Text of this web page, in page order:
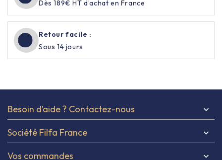
Dès 189€ HT d’achat en France
Retour facile :
Sous 14 jours
Besoin d’aide ? Contactez-nous 
Société Filfa France 
Vos commandes 